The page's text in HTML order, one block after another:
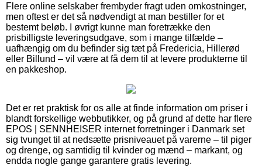
Flere online selskaber frembyder fragt uden omkostninger,
men oftest er det så nødvendigt at man bestiller for et
bestemt beløb. I øvrigt kunne man foretrække den
prisbilligste leveringsudgave, som i mange tilfælde –
uafhængig om du befinder sig tæt på Fredericia, Hillerød
eller Billund – vil være at få dem til at levere produkterne til
en pakkeshop.
Det er ret praktisk for os alle at finde information om priser i
blandt forskellige webbutikker, og på grund af dette har flere
EPOS | SENNHEISER internet forretninger i Danmark set
sig tvunget til at nedsætte prisniveauet på varerne – til piger
og drenge, og samtidig til kvinder og mænd – markant, og
endda nogle gange garantere gratis levering.